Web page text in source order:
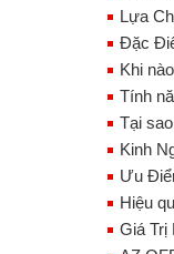
Lựa
Đặc
Khi
Tính
Tại
Kinh
Ưu
Hiệu
Giá Trị